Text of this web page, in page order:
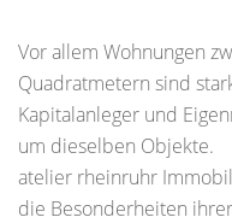
Vor allem Wohnungen
Quadratmetern sind
Kapitalanleger und
um dieselben Objekte.
atelier rheinruhr
die Besonderheiten